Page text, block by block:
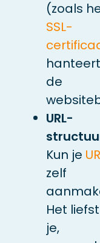
(zoals
SSL-
hanteert
de
URL-
Kun je
zelf
Het
je,